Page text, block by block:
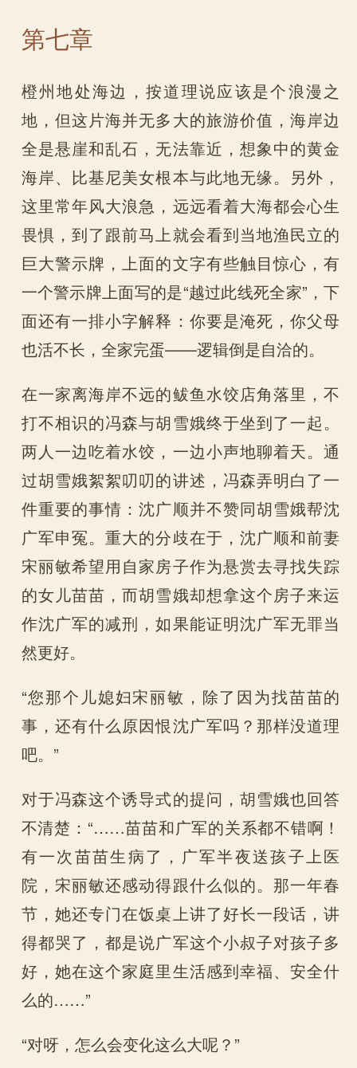
第七章
橙州地处海边，按道理说应该是个浪漫之
地，但这片海并无多大的旅游价值，海岸边
全是悬崖和乱石，无法靠近，想象中的黄金
海岸、比基尼美女根本与此地无缘。另外，
这里常年风大浪急，远远看着大海都会心生
畏惧，到了跟前马上就会看到当地渔民立的
巨大警示牌，上面的文字有些触目惊心，有
一个警示牌上面写的是“越过此线死全家”，下
面还有一排小字解释：你要是淹死，你父母
也活不长，全家完蛋——逻辑倒是自洽的。
在一家离海岸不远的鲅鱼水饺店角落里，不
打不相识的冯森与胡雪娥终于坐到了一起。
两人一边吃着水饺，一边小声地聊着天。通
过胡雪娥絮絮叨叨的讲述，冯森弄明白了一
件重要的事情：沈广顺并不赞同胡雪娥帮沈
广军申冤。重大的分歧在于，沈广顺和前妻
宋丽敏希望用自家房子作为悬赏去寻找失踪
的女儿苗苗，而胡雪娥却想拿这个房子来运
作沈广军的减刑，如果能证明沈广军无罪当
然更好。
“您那个儿媳妇宋丽敏，除了因为找苗苗的
事，还有什么原因恨沈广军吗？那样没道理
吧。”
对于冯森这个诱导式的提问，胡雪娥也回答
不清楚：“……苗苗和广军的关系都不错啊！
有一次苗苗生病了，广军半夜送孩子上医
院，宋丽敏还感动得跟什么似的。那一年春
节，她还专门在饭桌上讲了好长一段话，讲
得都哭了，都是说广军这个小叔子对孩子多
好，她在这个家庭里生活感到幸福、安全什
么的……”
“对呀，怎么会变化这么大呢？”